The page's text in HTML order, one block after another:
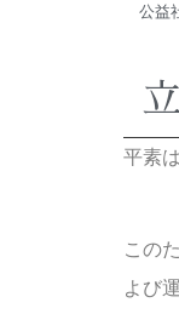
公益
平素
この
よび